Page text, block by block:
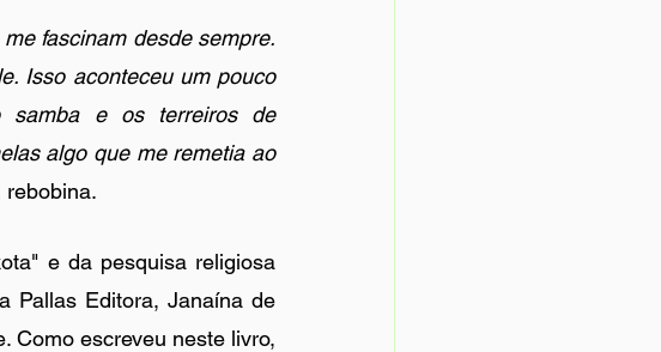
fascinam desde sempre.
Isso aconteceu um pouco
samba e os terreiros de
algo que me remetia ao
rebobina.
e da pesquisa religiosa
Pallas Editora, Janaína de
Como escreveu neste livro,